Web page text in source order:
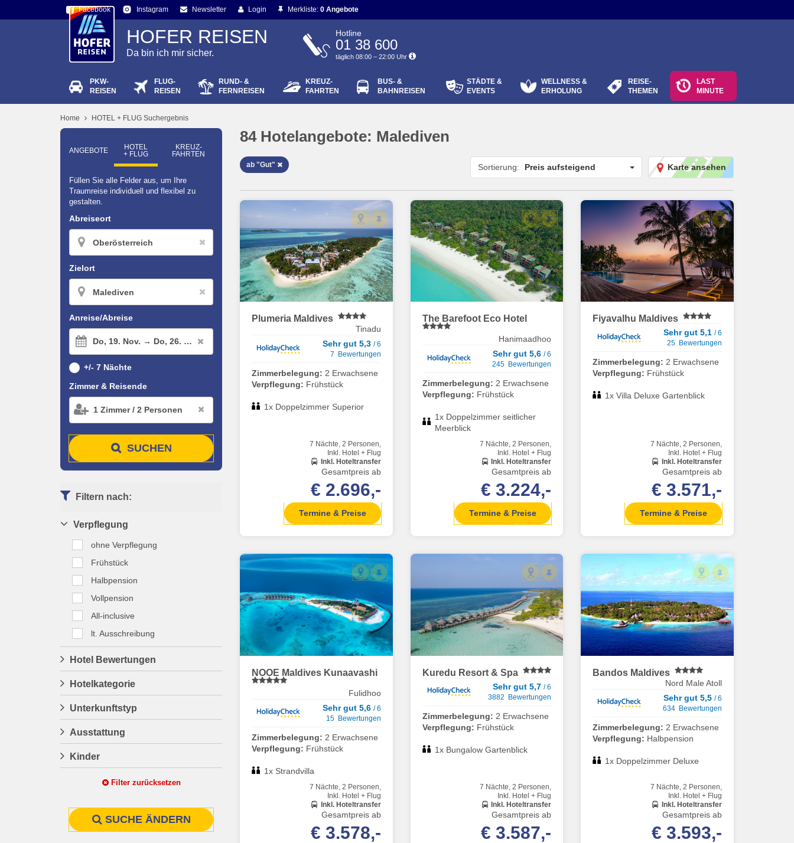
Facebook Instagram Newsletter Login
Passwort vergessen?
Merkliste: 0 Angebote
HOFER REISEN
Da bin ich mir sicher.
Hotline
01 38 600
täglich 08:00 – 22:00 Uhr
PKW-
REISEN
FLUG-
REISEN
RUND- &
FERNREISEN
KREUZ-
FAHRTEN
BUS- &
BAHNREISEN
STÄDTE &
EVENTS
WELLNESS &
ERHOLUNG
REISE-
THEMEN
LAST
MINUTE
Home HOTEL + FLUG Suchergebnis
ANGEBOTE
HOTEL
+ FLUG
KREUZ­
FAHRTEN
Füllen Sie alle Felder aus, um Ihre
Traumreise individuell und flexibel zu
gestalten.
Abreiseort
Zielort
Anreise/Abreise
Do, 19. Nov. → Do, 26. Nov.
+/- 7 Nächte
Zimmer & Reisende
1 Zimmer/ 2 Personen
SUCHEN
Filtern nach:
Verpflegung
ohne Verpflegung
Frühstück
Halbpension
Vollpension
All-inclusive
lt. Ausschreibung
Hotel Bewertungen
Hotelkategorie
Unterkunftstyp
Ausstattung
Kinder
Filter zurücksetzen
SUCHE ÄNDERN
84Hotelangebote: Malediven
ab "Gut" Karte ansehen
Sortierung: Preis aufsteigend
Plumeria Maldives
Tinadu
Sehr gut 5,3 / 6
7 Bewertungen
Zimmerbelegung: 2 Erwachsene
Verpflegung: Frühstück
1x Doppelzimmer Superior
7 Nächte, 2 Personen,
Inkl. Hotel + Flug
Inkl. Hoteltransfer
Gesamtpreis ab
€ 2.696,-
Termine & Preise
The Barefoot Eco Hotel
Hanimaadhoo
Sehr gut 5,6/ 6
245 Bewertungen
Zimmerbelegung: 2 Erwachsene
Verpflegung: Frühstück
1x Doppelzimmer seitlicher
Meerblick
7 Nächte, 2 Personen,
Inkl. Hotel + Flug
Inkl. Hoteltransfer
Gesamtpreis ab
€ 3.224,-
Termine & Preise
Fiyavalhu Maldives
Sehr gut 5,1 / 6
25 Bewertungen
Zimmerbelegung: 2 Erwachsene
Verpflegung: Frühstück
1x Villa Deluxe Gartenblick
7 Nächte, 2 Personen,
Inkl. Hotel + Flug
Inkl. Hoteltransfer
Gesamtpreis ab
€ 3.571,-
Termine & Preise
NOOE Maldives Kunaavashi
Fulidhoo
Sehr gut 5,6 / 6
15 Bewertungen
Zimmerbelegung: 2 Erwachsene
Verpflegung: Frühstück
1x Strandvilla
7 Nächte, 2 Personen,
Inkl. Hotel + Flug
Inkl. Hoteltransfer
Gesamtpreis ab
€ 3.578,-
Kuredu Resort & Spa
Sehr gut 5,7/ 6
3882 Bewertungen
Zimmerbelegung: 2 Erwachsene
Verpflegung: Frühstück
1x Bungalow Gartenblick
7 Nächte, 2 Personen,
Inkl. Hotel + Flug
Inkl. Hoteltransfer
Gesamtpreis ab
€ 3.587,-
Bandos Maldives
Nord Male Atoll
Sehr gut 5,5 / 6
634 Bewertungen
Zimmerbelegung: 2 Erwachsene
Verpflegung: Halbpension
1x Doppelzimmer Deluxe
7 Nächte, 2 Personen,
Inkl. Hotel + Flug
Inkl. Hoteltransfer
Gesamtpreis ab
€ 3.593,-